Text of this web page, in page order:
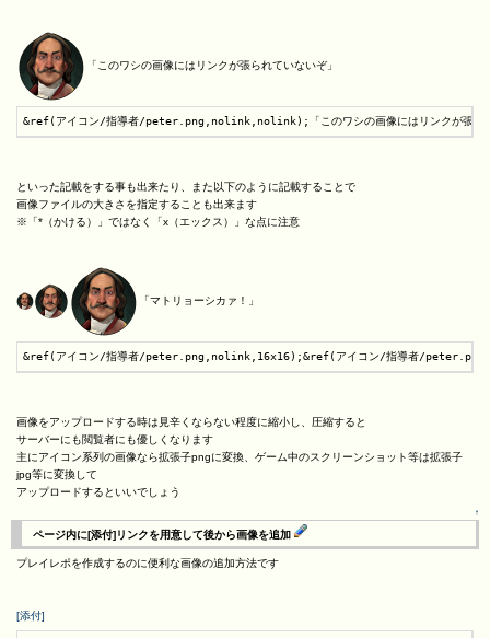
「このワシの画像にはリンクが張られていないぞ」
&ref(アイコン/指導者/peter.png,nolink,nolink);「このワシの画像にはリンクが張られ
といった記載をする事も出来たり、また以下のように記載することで
画像ファイルの大きさを指定することも出来ます
※「*（かける）」ではなく「x（エックス）」な点に注意
「マトリョーシカァ！」
&ref(アイコン/指導者/peter.png,nolink,16x16);&ref(アイコン/指導者/
画像をアップロードする時は見辛くならない程度に縮小し、圧縮すると
サーバーにも閲覧者にも優しくなります
主にアイコン系列の画像なら拡張子pngに変換、ゲーム中のスクリーンショット等は拡張子
jpg等に変換して
アップロードするといいでしょう
↑
ページ内に[添付]リンクを用意して後から画像を追加
プレイレポを作成するのに便利な画像の追加方法です
[添付]